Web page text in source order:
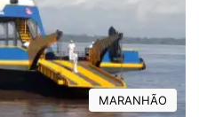
MARANHÃO